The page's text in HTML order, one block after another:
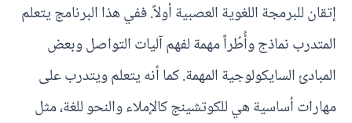
إتقان للبرمجة اللغوية العصبية أولاً. ففي هذا البرنامج يتعلم
المتدرب نماذج وأُطُراً مهمة لفهم آليات التواصل وبعض
المبادئ السايكولوجية المهمة. كما أنه يتعلم ويتدرب على
مهارات أساسية هي للكوتشينج كالإملاء والنحو للغة، مثل